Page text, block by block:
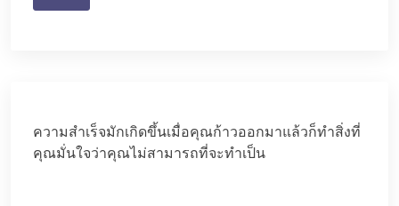
ความสำเร็จมักเกิดขึ้นเมื่อคุณก้าวออกมาแล้วก็ทำสิ่งที่
คุณมั่นใจว่าคุณไม่สามารถที่จะทำเป็น